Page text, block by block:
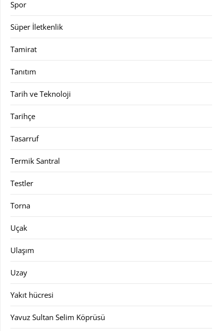
Spor
Süper İletkenlik
Tamirat
Tanıtım
Tarih ve Teknoloji
Tarihçe
Tasarruf
Termik Santral
Testler
Torna
Uçak
Ulaşım
Uzay
Yakıt hücresi
Yavuz Sultan Selim Köprüsü